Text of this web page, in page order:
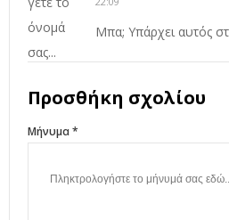
Μπα; Υπάρχει αυτός
Προσθήκη σχολίου
Μήνυμα *